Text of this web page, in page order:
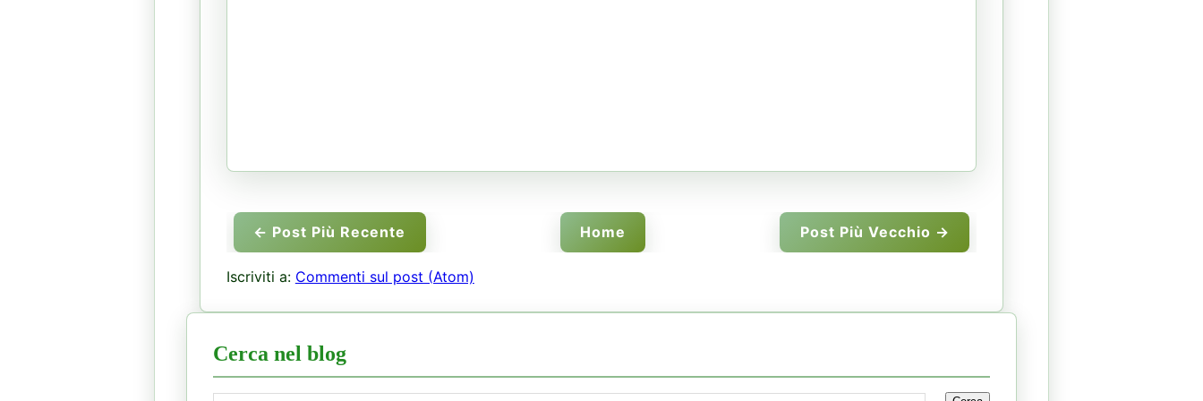
← Post Più Recente Post Più Vecchio →
Home
Iscriviti a: Commenti sul post (Atom)
Cerca nel blog